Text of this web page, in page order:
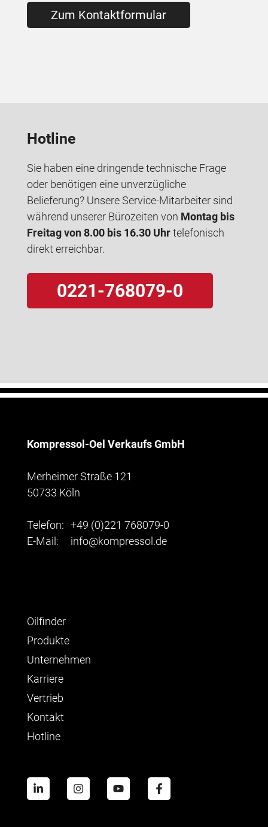
Zum Kontaktformular
Hotline
Sie haben eine dringende technische Frage
oder benötigen eine unverzügliche
Belieferung? Unsere Service-Mitarbeiter sind
während unserer Bürozeiten von Montag bis
Freitag von 8.00 bis 16.30 Uhrtelefonisch
direkt erreichbar.
0221-768079-0
Kompressol-Oel Verkaufs GmbH
Merheimer Straße 121
50733 Köln
Telefon: +49 (0)221 768079-0
E-Mail:
info@kompressol.de
Oilfinder
Produkte
Unternehmen
Karriere
Vertrieb
Kontakt
Hotline